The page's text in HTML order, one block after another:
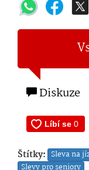
Diskuze
Štítky: Sleva na
Slevy pro seniory